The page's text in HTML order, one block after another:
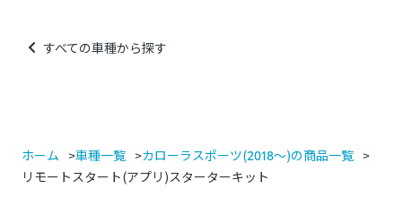
すべての車種から探す
ホーム 車種一覧
カローラスポーツ(2018～)の商品一覧
リモートスタート(アプリ)スターターキット